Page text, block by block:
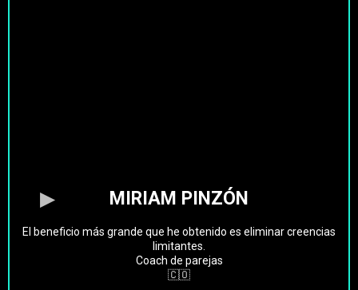
MIRIAM PINZÓN
El beneficio más grande que he obtenido es eliminar creencias
limitantes.
Coach de parejas
🇨🇴